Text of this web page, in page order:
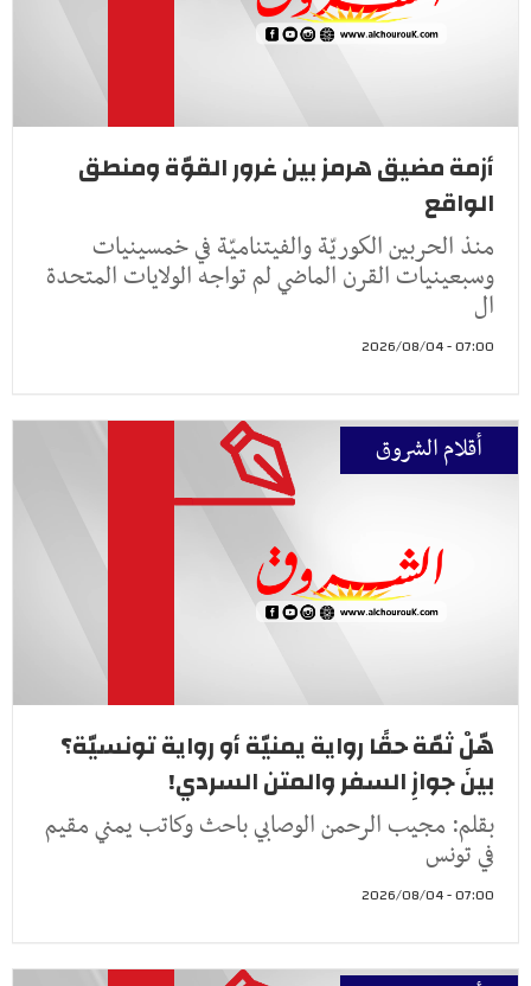
أزمة مضيق هرمز بين غرور القوّة ومنطق
الواقع
منذ الحربين الكوريّة والفيتناميّة في خمسينيات
وسبعينيات القرن الماضي لم تواجه الولايات المتحدة
ال
07:00 - 2026/08/04
أقلام الشروق
هّلْ ثمّة حقًا رواية يمنيّة أو رواية تونسيّة؟
بينَ جوازِ السفر والمتن السردي!
بقلم: مجيب الرحمن الوصابي باحث وكاتب يمني مقيم
في تونس
07:00 - 2026/08/04